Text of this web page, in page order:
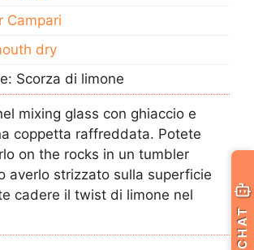
Campari
dry
Scorza di limone
mixing glass con ghiaccio e
coppetta raffreddata. Potete
on the rocks in un tumbler
averlo strizzato sulla superficie
cadere il twist di limone nel
CHAT